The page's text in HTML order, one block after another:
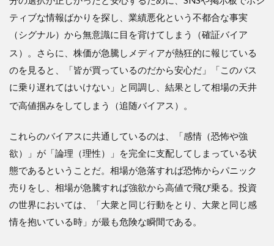
ティブな情報ばかりを探し、業績悪化という不都合な事実
（シグナル）から無意識に目を背けてしまう（確証バイア
ス）
。さらに、株価が急騰しメディアが熱狂的に報じている
のを見ると、「皆が買っているのだから安心だ」「このバス
に乗り遅れてはいけない」と同調し、結果として相場の天井
で高値掴みをしてしまう（追随バイアス）
。
これらのバイアスに共通しているのは、「感情（恐怖や強
欲）」が「論理（理性）」を完全に支配してしまっている状
態であるということだ。相場が急落すれば恐怖からパニック
売りをし、相場が急騰すれば強欲から高値で飛び乗る。投資
の世界においては、「大衆と同じ行動をとり、大衆と同じ感
情を抱いている時」が最も危険な瞬間である。